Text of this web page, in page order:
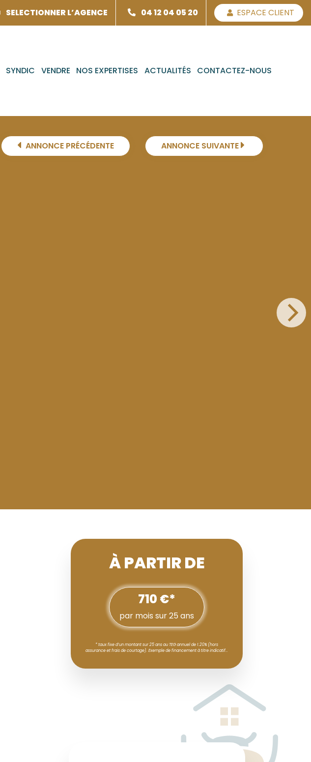
SELECTIONNER L’AGENCE 04 12 04 05 20 ESPACE CLIENT
SYNDIC VENDRE NOS EXPERTISES ACTUALITÉS CONTACTEZ-NOUS
ANNONCE PRÉCÉDENTE ANNONCE SUIVANTE
À PARTIR DE
710 €*
par mois sur 25 ans
* taux fixe d’un montant sur 25 ans au TEG annuel de 1.20% (hors
assurance et frais de courtage). Exemple de financement à titre indicatif…